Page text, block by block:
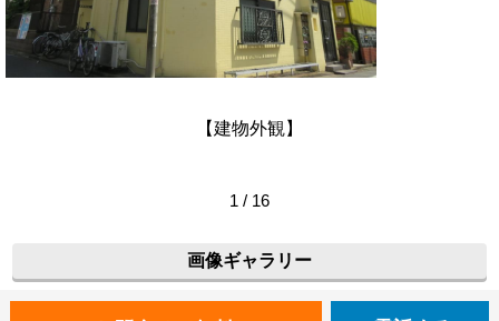
【建物外観】
1 / 16
画像ギャラリー